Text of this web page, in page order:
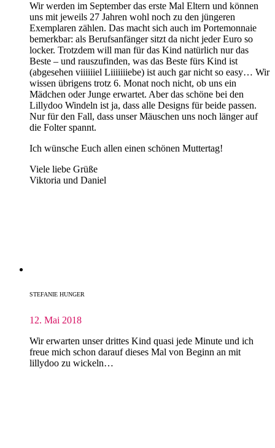
Wir werden im September das erste Mal Eltern und können
uns mit jeweils 27 Jahren wohl noch zu den jüngeren
Exemplaren zählen. Das macht sich auch im Portemonnaie
bemerkbar: als Berufsanfänger sitzt da nicht jeder Euro so
locker. Trotzdem will man für das Kind natürlich nur das
Beste – und rauszufinden, was das Beste fürs Kind ist
(abgesehen viiiiiiel Liiiiiiiebe) ist auch gar nicht so easy… Wir
wissen übrigens trotz 6. Monat noch nicht, ob uns ein
Mädchen oder Junge erwartet. Aber das schöne bei den
Lillydoo Windeln ist ja, dass alle Designs für beide passen.
Nur für den Fall, dass unser Mäuschen uns noch länger auf
die Folter spannt.
Ich wünsche Euch allen einen schönen Muttertag!
Viele liebe Grüße
Viktoria und Daniel
STEFANIE HUNGER
12. Mai 2018
Wir erwarten unser drittes Kind quasi jede Minute und ich
freue mich schon darauf dieses Mal von Beginn an mit
lillydoo zu wickeln…